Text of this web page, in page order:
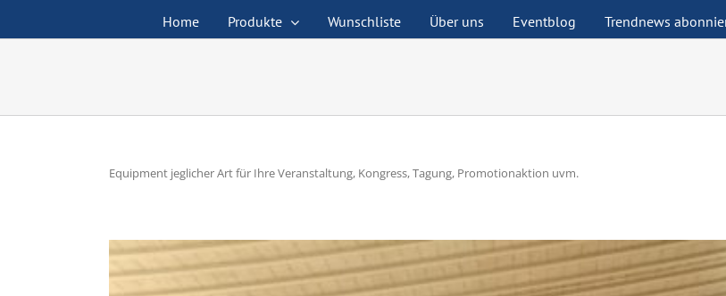
springen
Home Produkte Wunschliste Über uns Eventblog Trendnews
Equipment jeglicher Art für Ihre Veranstaltung, Kongress, Tagung, Promotionaktion uvm.